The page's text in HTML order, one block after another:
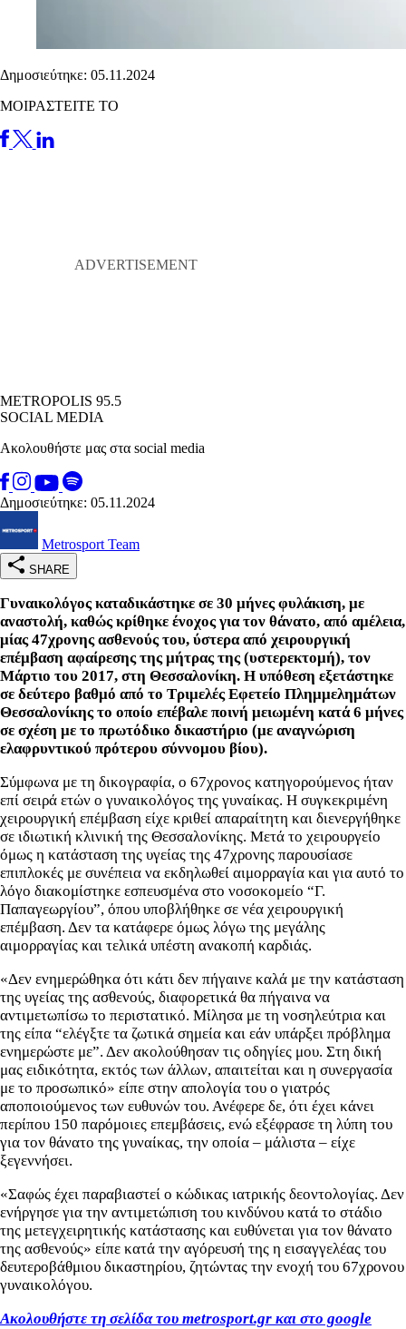
Δημοσιεύτηκε: 05.11.2024
ΜΟΙΡΑΣΤΕΙΤΕ ΤΟ
METROPOLIS 95.5
SOCIAL MEDIA
Ακολουθήστε μας στα social media
Δημοσιεύτηκε: 05.11.2024
Metrosport Team
SHARE
Γυναικολόγος καταδικάστηκε σε 30 μήνες φυλάκιση, με
αναστολή, καθώς κρίθηκε ένοχος για τον θάνατο, από αμέλεια,
μίας 47χρονης ασθενούς του, ύστερα από χειρουργική
επέμβαση αφαίρεσης της μήτρας της (υστερεκτομή), τον
Μάρτιο του 2017, στη Θεσσαλονίκη. Η υπόθεση εξετάστηκε
σε δεύτερο βαθμό από το Τριμελές Εφετείο Πλημμελημάτων
Θεσσαλονίκης το οποίο επέβαλε ποινή μειωμένη κατά 6 μήνες
σε σχέση με το πρωτόδικο δικαστήριο (με αναγνώριση
ελαφρυντικού πρότερου σύννομου βίου).
Σύμφωνα με τη δικογραφία, ο 67χρονος κατηγορούμενος ήταν
επί σειρά ετών ο γυναικολόγος της γυναίκας. Η συγκεκριμένη
χειρουργική επέμβαση είχε κριθεί απαραίτητη και διενεργήθηκε
σε ιδιωτική κλινική της Θεσσαλονίκης. Μετά το χειρουργείο
όμως η κατάσταση της υγείας της 47χρονης παρουσίασε
επιπλοκές με συνέπεια να εκδηλωθεί αιμορραγία και για αυτό το
λόγο διακομίστηκε εσπευσμένα στο νοσοκομείο “Γ.
Παπαγεωργίου”, όπου υποβλήθηκε σε νέα χειρουργική
επέμβαση. Δεν τα κατάφερε όμως λόγω της μεγάλης
αιμορραγίας και τελικά υπέστη ανακοπή καρδιάς.
«Δεν ενημερώθηκα ότι κάτι δεν πήγαινε καλά με την κατάσταση
της υγείας της ασθενούς, διαφορετικά θα πήγαινα να
αντιμετωπίσω το περιστατικό. Μίλησα με τη νοσηλεύτρια και
της είπα “ελέγξτε τα ζωτικά σημεία και εάν υπάρξει πρόβλημα
ενημερώστε με”. Δεν ακολούθησαν τις οδηγίες μου. Στη δική
μας ειδικότητα, εκτός των άλλων, απαιτείται και η συνεργασία
με το προσωπικό» είπε στην απολογία του ο γιατρός
αποποιούμενος των ευθυνών του. Ανέφερε δε, ότι έχει κάνει
περίπου 150 παρόμοιες επεμβάσεις, ενώ εξέφρασε τη λύπη του
για τον θάνατο της γυναίκας, την οποία – μάλιστα – είχε
ξεγεννήσει.
«Σαφώς έχει παραβιαστεί ο κώδικας ιατρικής δεοντολογίας. Δεν
ενήργησε για την αντιμετώπιση του κινδύνου κατά το στάδιο
της μετεγχειρητικής κατάστασης και ευθύνεται για τον θάνατο
της ασθενούς» είπε κατά την αγόρευσή της η εισαγγελέας του
δευτεροβάθμιου δικαστηρίου, ζητώντας την ενοχή του 67χρονου
γυναικολόγου.
Ακολουθήστε τη σελίδα του metrosport.gr και στο google